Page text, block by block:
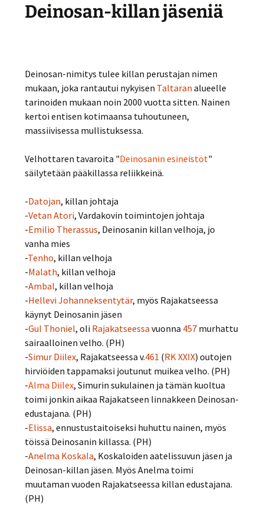
Deinosan-killan jäseniä
Deinosan-nimitys tulee killan perustajan nimen
mukaan, joka rantautui nykyisen Taltaran alueelle
tarinoiden mukaan noin 2000 vuotta sitten. Nainen
kertoi entisen kotimaansa tuhoutuneen,
massiivisessa mullistuksessa.
Velhottaren tavaroita "Deinosanin esineistöt"
säilytetään pääkillassa reliikkeinä.
-Datojan, killan johtaja
-Vetan Atori, Vardakovin toimintojen johtaja
-Emilio Therassus, Deinosanin killan velhoja, jo
vanha mies
-Tenho, killan velhoja
-Malath, killan velhoja
-Ambal, killan velhoja
-Hellevi Johanneksentytär, myös Rajakatseessa
käynyt Deinosanin jäsen
-Gul Thoniel, oli Rajakatseessa vuonna 457 murhattu
sairaalloinen velho. (PH)
-Simur Diilex, Rajakatseessa v.461 (RK XXIX) outojen
hirviöiden tappamaksi joutunut muikea velho. (PH)
-Alma Diilex, Simurin sukulainen ja tämän kuoltua
toimi jonkin aikaa Rajakatseen linnakkeen Deinosan-
edustajana. (PH)
-Elissa, ennustustaitoiseksi huhuttu nainen, myös
töissä Deinosanin killassa. (PH)
-Anelma Koskala, Koskaloiden aatelissuvun jäsen ja
Deinosan-killan jäsen. Myös Anelma toimi
muutaman vuoden Rajakatseessa killan edustajana.
(PH)